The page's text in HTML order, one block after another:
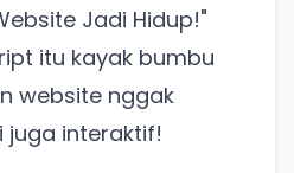
Jadi Hidup!"
itu kayak bumbu
website nggak
juga interaktif!